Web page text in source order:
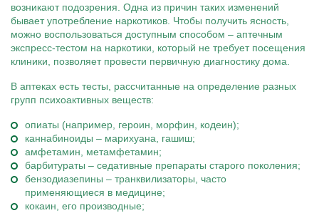
возникают подозрения. Одна из причин таких изменений
бывает употребление наркотиков. Чтобы получить ясность,
можно воспользоваться доступным способом – аптечным
экспресс-тестом на наркотики, который не требует посещения
клиники, позволяет провести первичную диагностику дома.
В аптеках есть тесты, рассчитанные на определение разных
групп психоактивных веществ:
опиаты (например, героин, морфин, кодеин);
каннабиноиды – марихуана, гашиш;
амфетамин, метамфетамин;
барбитураты – седативные препараты старого поколения;
бензодиазепины – транквилизаторы, часто
применяющиеся в медицине;
кокаин, его производные;